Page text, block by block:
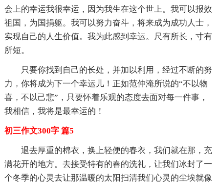
会上的幸运我很幸运，因为我生在这个世上。我可以报效
祖国，为国捐躯。我可以努力奋斗，将来成为成功人士，
实现自己的人生价值。我为此感到幸运。尺有所长，寸有
所短。
只要你找到自己的长处，并加以利用，经过不断的努
力，你将成为下一个幸运儿！正如范仲淹所说的“不以物
喜，不以己悲”，只要怀着乐观的态度去面对每一件事，
我相信，我将是最幸运的！
初三作文300字 篇5
退去厚重的棉衣，换上轻便的春衣，我们就在那，充
满花开的地方。去接受特有的春的洗礼，让我们冰封了一
个冬季的心灵去让那温暖的太阳扫清我们心灵的尘埃就像